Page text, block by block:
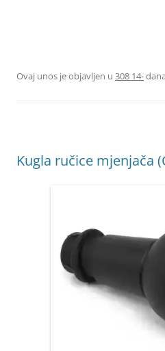
Ovaj unos je objavljen u 308 14-dana
Kugla ručice mjenjača